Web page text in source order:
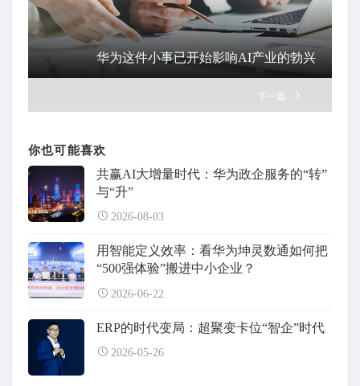
华为这件小事已开始影响AI产业的勃兴
下一篇
你也可能喜欢
共赢AI大增量时代：华为政企服务的“转”
与“升”
2026-08-03
用智能定义效率：看华为坤灵数通如何把
“500强体验”搬进中小企业？
2026-06-22
ERP的时代变局：超聚变卡位“智企”时代
2026-05-26